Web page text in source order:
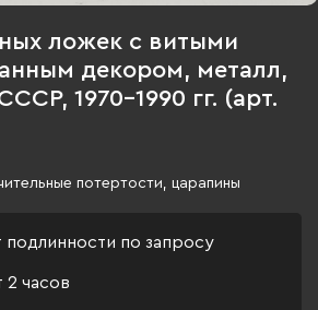
ложек с витыми
декором, металл,
1970-1990 гг. (арт.
потертости, царапины
по запросу
2 часов